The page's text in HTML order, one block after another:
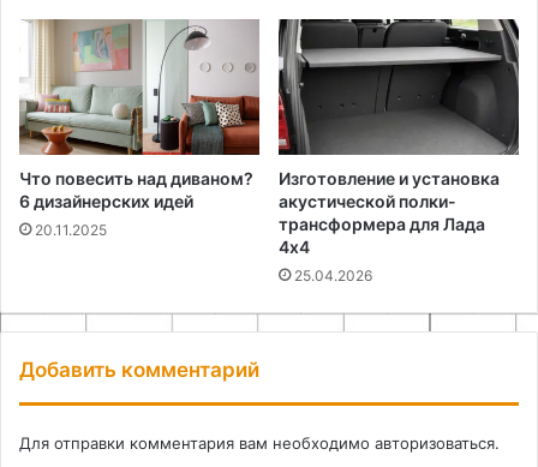
Что повесить над диваном?
6 дизайнерских идей
20.11.2025
Изготовление и установка
акустической полки-
трансформера для Лада
4х4
25.04.2026
Добавить комментарий
Для отправки комментария вам необходимо авторизоваться.